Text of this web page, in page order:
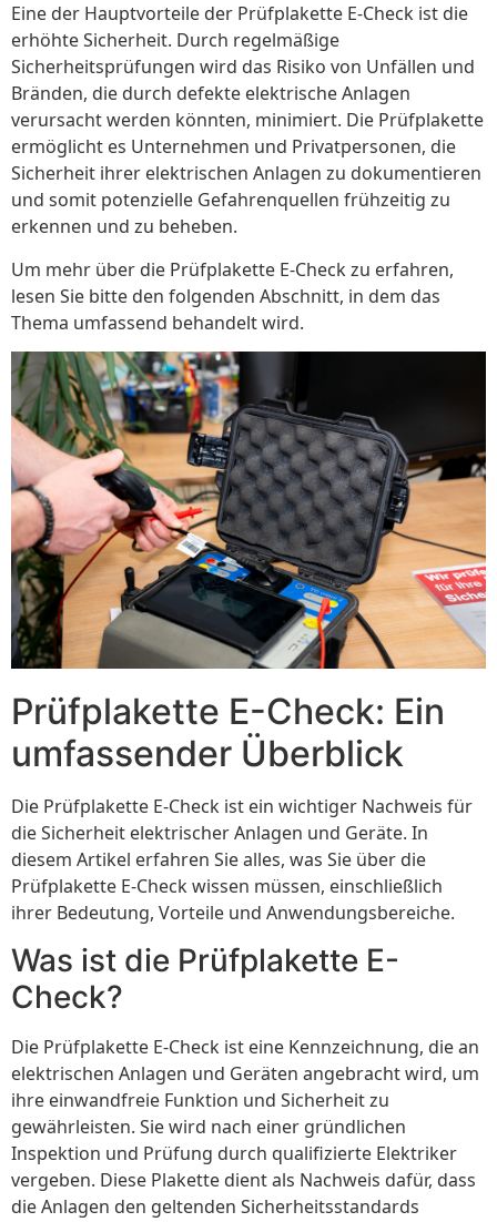
Eine der Hauptvorteile der Prüfplakette E-Check ist die
erhöhte Sicherheit. Durch regelmäßige
Sicherheitsprüfungen wird das Risiko von Unfällen und
Bränden, die durch defekte elektrische Anlagen
verursacht werden könnten, minimiert. Die Prüfplakette
ermöglicht es Unternehmen und Privatpersonen, die
Sicherheit ihrer elektrischen Anlagen zu dokumentieren
und somit potenzielle Gefahrenquellen frühzeitig zu
erkennen und zu beheben.
Um mehr über die Prüfplakette E-Check zu erfahren,
lesen Sie bitte den folgenden Abschnitt, in dem das
Thema umfassend behandelt wird.
Prüfplakette E-Check: Ein
umfassender Überblick
Die Prüfplakette E-Check ist ein wichtiger Nachweis für
die Sicherheit elektrischer Anlagen und Geräte. In
diesem Artikel erfahren Sie alles, was Sie über die
Prüfplakette E-Check wissen müssen, einschließlich
ihrer Bedeutung, Vorteile und Anwendungsbereiche.
Was ist die Prüfplakette E-
Check?
Die Prüfplakette E-Check ist eine Kennzeichnung, die an
elektrischen Anlagen und Geräten angebracht wird, um
ihre einwandfreie Funktion und Sicherheit zu
gewährleisten. Sie wird nach einer gründlichen
Inspektion und Prüfung durch qualifizierte Elektriker
vergeben. Diese Plakette dient als Nachweis dafür, dass
die Anlagen den geltenden Sicherheitsstandards